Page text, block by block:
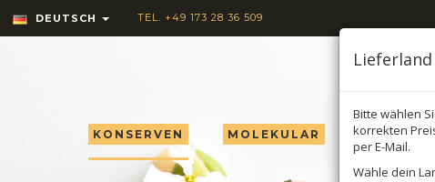
DEUTSCH TEL. +49 173 28 36 509
KONSERVEN MOLEKULAR TRÜFFEL
Lieferland
Bitte wählen
korrekten
per E-Mail.
Wähle dein